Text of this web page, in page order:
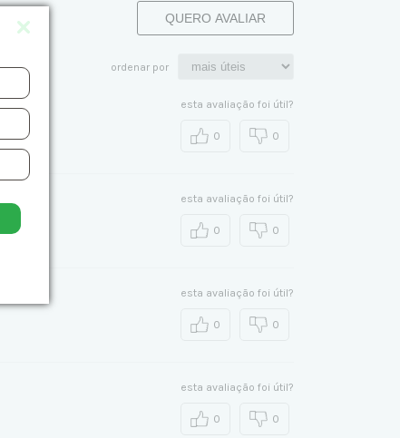
QUERO AVALIAR
ordenar por
esta avaliação foi útil?
0 0
esta avaliação foi útil?
0 0
esta avaliação foi útil?
0 0
esta avaliação foi útil?
0 0